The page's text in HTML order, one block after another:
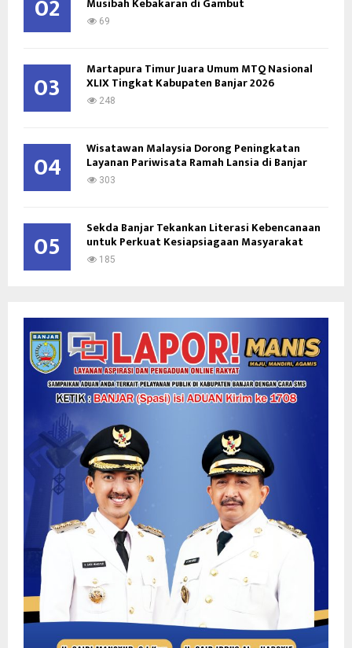
02 69
03 Martapura Timur Juara Umum MTQ Nasional
XLIX Tingkat Kabupaten Banjar 2026
248
04 Wisatawan Malaysia Dorong Peningkatan
Layanan Pariwisata Ramah Lansia di Banjar
303
05 Sekda Banjar Tekankan Literasi Kebencanaan
untuk Perkuat Kesiapsiagaan Masyarakat
185